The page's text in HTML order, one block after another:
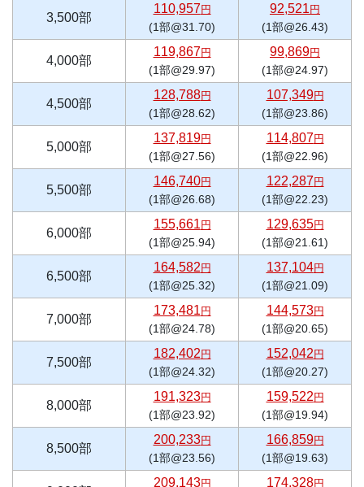
3,500部
110,957円
(1部@31.70)
92,521 円
(1部@26.43)
4,000部
119,867円
(1部@29.97)
99,869円
(1部@24.97)
4,500部
128,788円
(1部@28.62)
107,349円
(1部@23.86)
5,000部
137,819円
(1部@27.56)
114,807円
(1部@22.96)
5,500部
146,740円
(1部@26.68)
122,287円
(1部@22.23)
6,000部
155,661 円
(1部@25.94)
129,635円
(1部@21.61)
6,500部
164,582 円
(1部@25.32)
137,104円
(1部@21.09)
7,000部
173,481 円
(1部@24.78)
144,573円
(1部@20.65)
7,500部
182,402 円
(1部@24.32)
152,042 円
(1部@20.27)
8,000部
191,323円
(1部@23.92)
159,522 円
(1部@19.94)
8,500部
200,233円
(1部@23.56)
166,859円
(1部@19.63)
209,143円 174,328円